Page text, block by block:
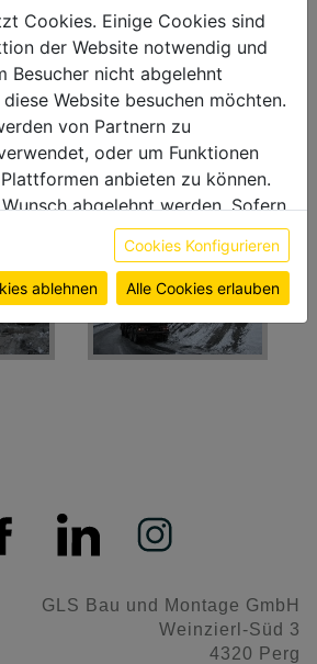
Landesregierung
Kurvenbegradigung
GLS Bau und Montage GmbH
Weinzierl-Süd 3
4320 Perg
Cookies. Einige Cookies sind
der Website notwendig und
Besucher nicht abgelehnt
Website besuchen möchten.
von Partnern zu
oder um Funktionen
anbieten zu können.
abgelehnt werden. Sofern
weiter nutzen, geben Sie
Cookies.
finden sie in unserer
bzw. im Impressum
Cookies Konfigurieren
ablehnen Alle Cookies erlauben